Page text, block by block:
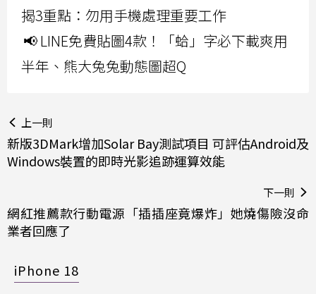
揭3重點：勿用手機處理重要工作
📢 LINE免費貼圖4款！「蛤」字必下載爽用
半年、熊大兔兔動態圖超Q
上一則
新版3DMark增加Solar Bay測試項目 可評估Android及
Windows裝置的即時光影追跡運算效能
下一則
網紅推薦款行動電源「插插座竟爆炸」她燒傷險沒命
業者回應了
iPhone 18